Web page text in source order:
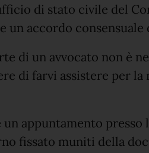
di stato civile del
un accordo
di un avvocato non è
di farvi assistere per
appuntamento
fissato muniti della